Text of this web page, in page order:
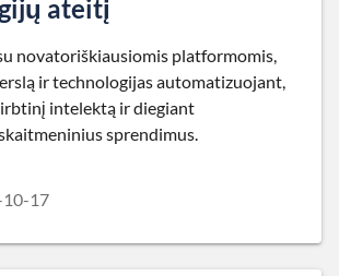
ateitį
novatoriškiausiomis platformomis,
ir technologijas automatizuojant,
intelektą ir diegiant
sprendimus.
17